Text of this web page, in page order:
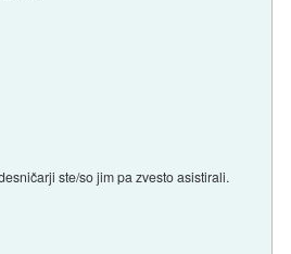
ste/so jim pa zvesto asistirali.